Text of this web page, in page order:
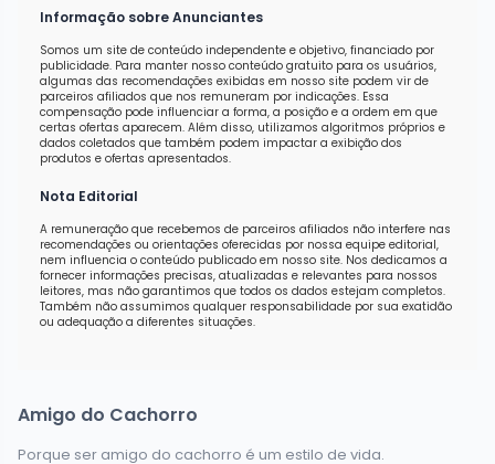
Informação sobre Anunciantes
Somos um site de conteúdo independente e objetivo, financiado por
publicidade. Para manter nosso conteúdo gratuito para os usuários,
algumas das recomendações exibidas em nosso site podem vir de
parceiros afiliados que nos remuneram por indicações. Essa
compensação pode influenciar a forma, a posição e a ordem em que
certas ofertas aparecem. Além disso, utilizamos algoritmos próprios e
dados coletados que também podem impactar a exibição dos
produtos e ofertas apresentados.
Nota Editorial
A remuneração que recebemos de parceiros afiliados não interfere nas
recomendações ou orientações oferecidas por nossa equipe editorial,
nem influencia o conteúdo publicado em nosso site. Nos dedicamos a
fornecer informações precisas, atualizadas e relevantes para nossos
leitores, mas não garantimos que todos os dados estejam completos.
Também não assumimos qualquer responsabilidade por sua exatidão
ou adequação a diferentes situações.
Amigo do Cachorro
Porque ser amigo do cachorro é um estilo de vida.